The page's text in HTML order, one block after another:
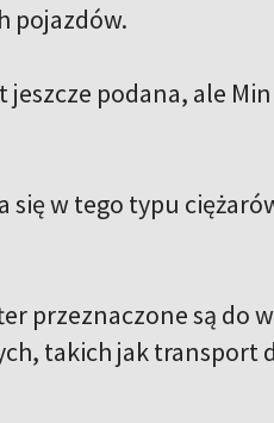
pojazdów.
jeszcze podana, ale
się w tego typu
przeznaczone są do
takich jak transport